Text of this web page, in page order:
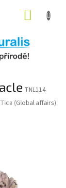
TNL114
Tica (Global affairs)